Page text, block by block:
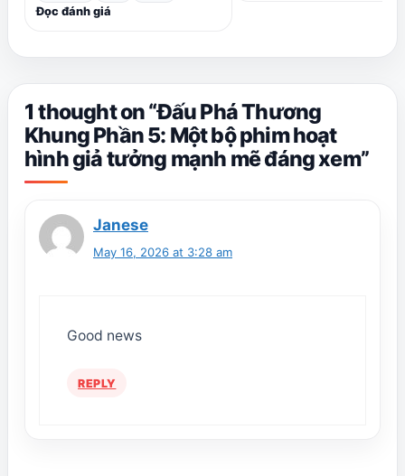
Đọc đánh giá
1 thought on “Đấu Phá Thương
Khung Phần 5: Một bộ phim hoạt
hình giả tưởng mạnh mẽ đáng xem”
Janese
May 16, 2026 at 3:28 am
Good news
REPLY